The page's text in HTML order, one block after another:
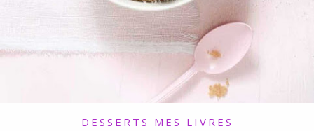
DESSERTS MES LIVRES